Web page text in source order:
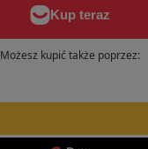
Możesz kupić także poprzez: